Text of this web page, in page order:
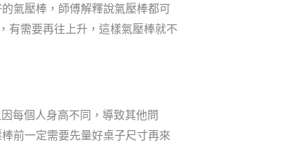
氣壓棒，師傅解釋說氣壓棒都可
有需要再往上升，這樣氣壓棒就不
每個人身高不同，導致其他問
前一定需要先量好桌子尺寸再來